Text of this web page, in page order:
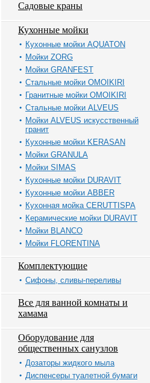
Садовые краны
Кухонные мойки
Кухонные мойки AQUATON
Мойки ZORG
Мойки GRANFEST
Стальные мойки OMOIKIRI
Гранитные мойки OMOIKIRI
Стальные мойки ALVEUS
Мойки ALVEUS искусственный
гранит
Кухонные мойки KERASAN
Мойки GRANULA
Мойки SIMAS
Кухонные мойки DURAVIT
Кухонные мойки ABBER
Кухонная мойка CERUTTISPA
Керамические мойки DURAVIT
Мойки BLANCO
Мойки FLORENTINA
Комплектующие
Сифоны, сливы-переливы
Все для ванной комнаты и
хамама
Оборудование для
общественных санузлов
Дозаторы жидкого мыла
Диспенсеры туалетной бумаги